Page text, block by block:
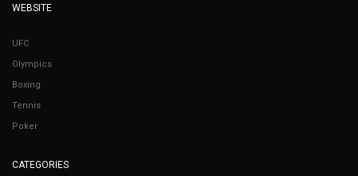
WEBSITE
UFC
Olympics
Boxing
Tennis
Poker
CATEGORIES